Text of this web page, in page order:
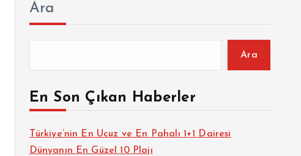
Ara
Ara
En Son Çıkan Haberler
Türkiye’nin En Ucuz ve En Pahalı 1+1 Dairesi
Dünyanın En Güzel 10 Plajı